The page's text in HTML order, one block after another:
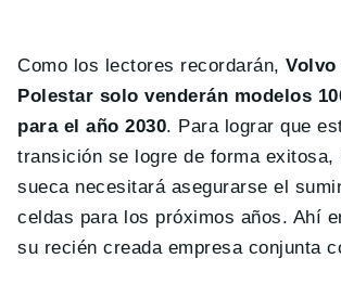
Como los lectores recordarán,
Polestar solo venderán modelos
para el año 2030. Para lograr que
transición se logre de forma exitosa,
sueca necesitará asegurarse el
celdas para los próximos años. Ahí
su recién creada empresa conjunta